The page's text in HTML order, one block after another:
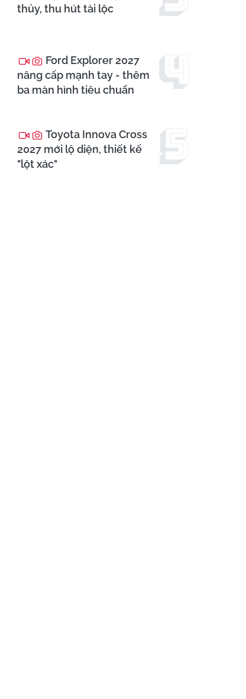
thủy, thu hút tài lộc
Ford Explorer 2027
nâng cấp mạnh tay - thêm
ba màn hình tiêu chuẩn
Toyota Innova Cross
2027 mới lộ diện, thiết kế
"lột xác"